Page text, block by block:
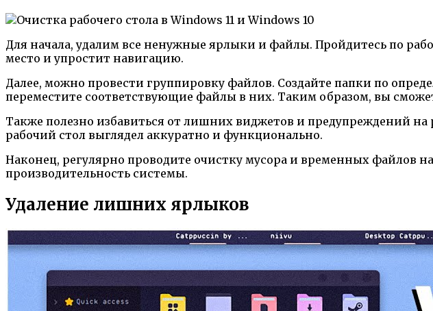
Для начала, удалим все ненужные ярлыки и файлы. Пройдитесь по
место и упростит навигацию.
Далее, можно провести группировку файлов. Создайте папки по
переместите соответствующие файлы в них. Таким образом, вы
Также полезно избавиться от лишних виджетов и предупреждений
рабочий стол выглядел аккуратно и функционально.
Наконец, регулярно проводите очистку мусора и временных файлов
производительность системы.
Удаление лишних ярлыков